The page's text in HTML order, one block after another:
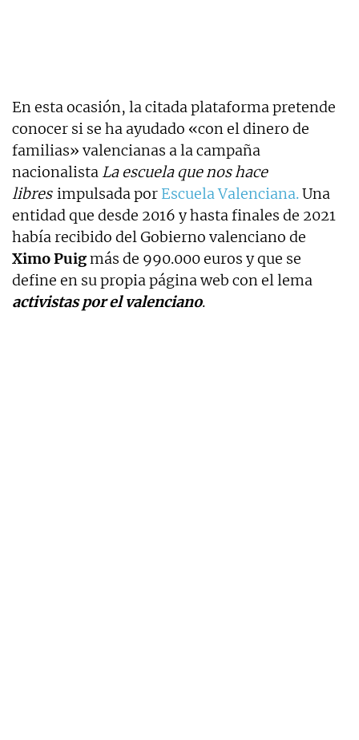
En esta ocasión, la citada plataforma pretende
conocer si se ha ayudado «con el dinero de
familias» valencianas a la campaña
nacionalista La escuela que nos hace
libres impulsada por Escuela Valenciana.Una
entidad que desde 2016 y hasta finales de 2021
había recibido del Gobierno valenciano de
Ximo Puigmás de 990.000 euros y que se
define en su propia página web con el lema
activistas por el valenciano.